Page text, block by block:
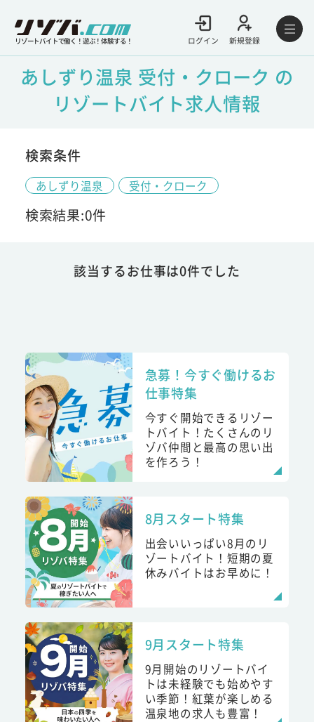
リゾートバイトで働く！遊ぶ！体験する！ ログイン 新規登録
あしずり温泉 受付・クローク の
リゾートバイト求人情報
検索条件
あしずり温泉 受付・クローク
検索結果:0件
該当するお仕事は0件でした
急募！今すぐ働けるお
仕事特集
今すぐ開始できるリゾー
トバイト！たくさんのリ
ゾバ仲間と最高の思い出
を作ろう！
8月スタート特集
出会いいっぱい8月のリ
ゾートバイト！短期の夏
休みバイトはお早めに！
9月スタート特集
9月開始のリゾートバイ
トは未経験でも始めやす
い季節！紅葉が楽しめる
温泉地の求人も豊富！